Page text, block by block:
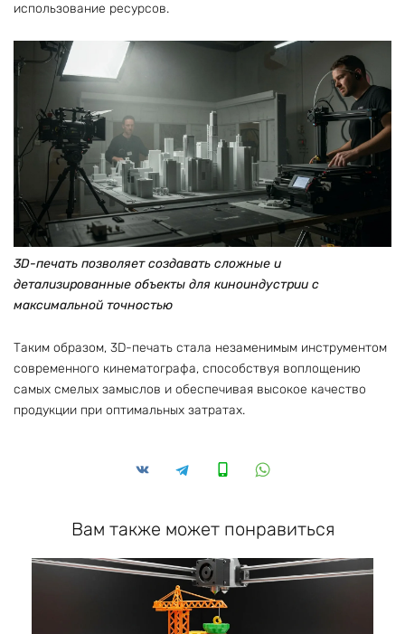
использование ресурсов.
3D-печать позволяет создавать сложные и
детализированные объекты для киноиндустрии с
максимальной точностью
Таким образом, 3D-печать стала незаменимым инструментом
современного кинематографа, способствуя воплощению
самых смелых замыслов и обеспечивая высокое качество
продукции при оптимальных затратах.
Вам также может понравиться